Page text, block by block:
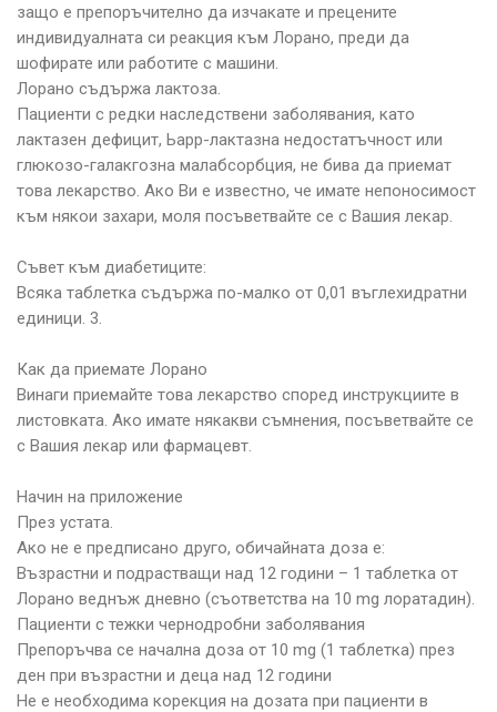
защо е препоръчително да изчакате и прецените
индивидуалната си реакция към Лорано, преди да
шофирате или работите с машини.
Лорано съдържа лактоза.
Пациенти с редки наследствени заболявания, като
лактазен дефицит, Ьарр-лактазна недостатъчност или
глюкозо-галакгозна малабсорбция, не бива да приемат
това лекарство. Ако Ви е известно, че имате непоносимост
към някои захари, моля посъветвайте се с Вашия лекар.
Съвет към диабетиците:
Всяка таблетка съдържа по-малко от 0,01 въглехидратни
единици. 3.
Как да приемате Лорано
Винаги приемайте това лекарство според инструкциите в
листовката. Ако имате някакви съмнения, посъветвайте се
с Вашия лекар или фармацевт.
Начин на приложение
През устата.
Ако не е предписано друго, обичайната доза е:
Възрастни и подрастващи над 12 години – 1 таблетка от
Лорано веднъж дневно (съответства на 10 mg лоратадин).
Пациенти с тежки чернодробни заболявания
Препоръчва се начална доза от 10 mg (1 таблетка) през
ден при възрастни и деца над 12 години
Не е необходима корекция на дозата при пациенти в